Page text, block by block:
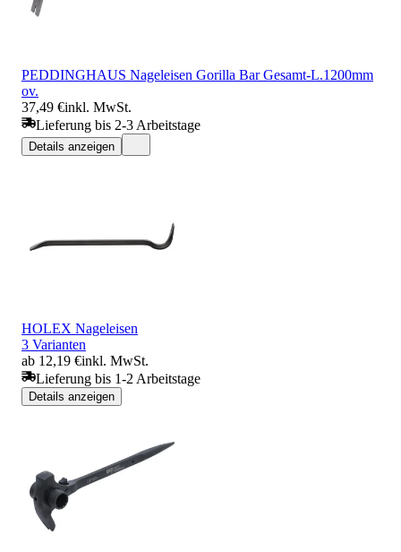
PEDDINGHAUS Nageleisen Gorilla Bar Gesamt-L.1200mm
ov.
37,49 €inkl. MwSt.
Lieferung bis 2-3 Arbeitstage
Details anzeigen
HOLEX Nageleisen
3 Varianten
ab 12,19 €inkl. MwSt.
Lieferung bis 1-2 Arbeitstage
Details anzeigen